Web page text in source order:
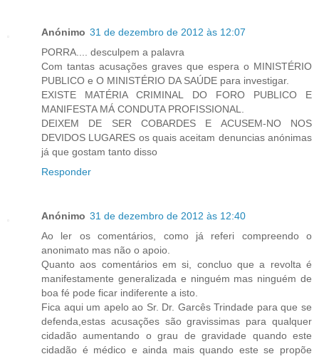
Anónimo 31 de dezembro de 2012 às 12:07
PORRA.... desculpem a palavra
Com tantas acusações graves que espera o MINISTÉRIO
PUBLICO e O MINISTÉRIO DA SAÚDE para investigar.
EXISTE MATÉRIA CRIMINAL DO FORO PUBLICO E
MANIFESTA MÁ CONDUTA PROFISSIONAL.
DEIXEM DE SER COBARDES E ACUSEM-NO NOS
DEVIDOS LUGARES os quais aceitam denuncias anónimas
já que gostam tanto disso
Responder
Anónimo 31 de dezembro de 2012 às 12:40
Ao ler os comentários, como já referi compreendo o
anonimato mas não o apoio.
Quanto aos comentários em si, concluo que a revolta é
manifestamente generalizada e ninguém mas ninguém de
boa fé pode ficar indiferente a isto.
Fica aqui um apelo ao Sr. Dr. Garcês Trindade para que se
defenda,estas acusações são gravissimas para qualquer
cidadão aumentando o grau de gravidade quando este
cidadão é médico e ainda mais quando este se propõe